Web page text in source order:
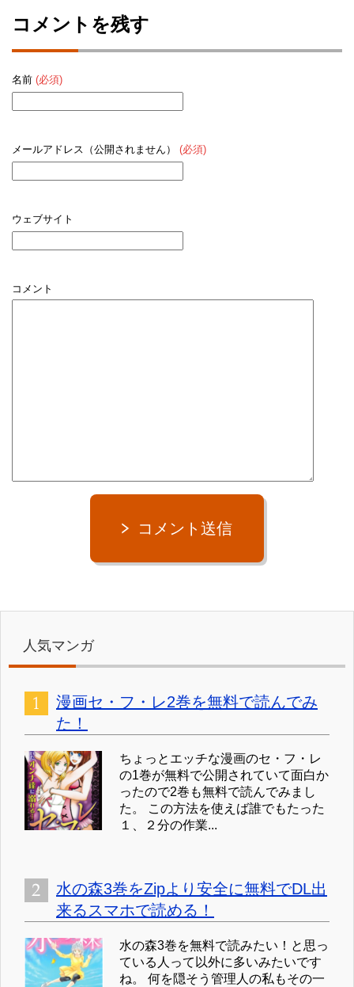
コメントを残す
名前 (必須)
メールアドレス（公開されません） (必須)
ウェブサイト
コメント
コメント送信
人気マンガ
漫画セ・フ・レ2巻を無料で読んでみ
た！
ちょっとエッチな漫画のセ・フ・レ
の1巻が無料で公開されていて面白か
ったので2巻も無料で読んでみまし
た。 この方法を使えば誰でもたった
１、２分の作業...
水の森3巻をZipより安全に無料でDL出
来るスマホで読める！
水の森3巻を無料で読みたい！と思っ
ている人って以外に多いみたいです
ね。 何を隠そう管理人の私もその一